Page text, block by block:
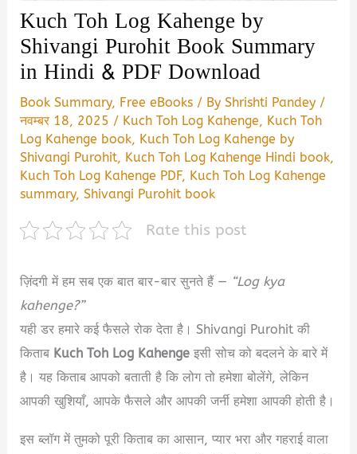
Kuch Toh Log Kahenge by
Shivangi Purohit Book Summary
in Hindi & PDF Download
Book Summary, Free eBooks / ByShrishti Pandey /
नवम्बर 18, 2025 / Kuch Toh Log Kahenge, Kuch Toh
Log Kahenge book, Kuch Toh Log Kahenge by
Shivangi Purohit, Kuch Toh Log Kahenge Hindi book,
Kuch Toh Log Kahenge PDF, Kuch Toh Log Kahenge
summary,Shivangi Purohit book
Rate this post
ज़िंदगी में हम सब एक बात बार-बार सुनते हैं — “Log kya
kahenge?”
यही डर हमारे कई फैसले रोक देता है। Shivangi Purohit की
किताब Kuch Toh Log Kahenge इसी सोच को बदलने के बारे में
है। यह किताब आपको बताती है कि लोग तो हमेशा बोलेंगे, लेकिन
आपकी खुशियाँ, आपके फैसले और आपकी जर्नी हमेशा आपकी होती है।
इस ब्लॉग में तुमको पूरी किताब का आसान, प्यार भरा और गहराई वाला